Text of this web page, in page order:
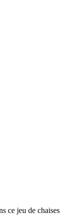
ce jeu de chaises